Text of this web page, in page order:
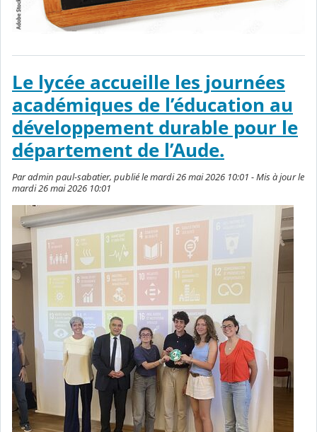
Le lycée accueille les journées
académiques de l’éducation au
développement durable pour le
département de l’Aude.
Par admin paul-sabatier, publié le mardi 26 mai 2026 10:01 - Mis à jour le
mardi 26 mai 2026 10:01